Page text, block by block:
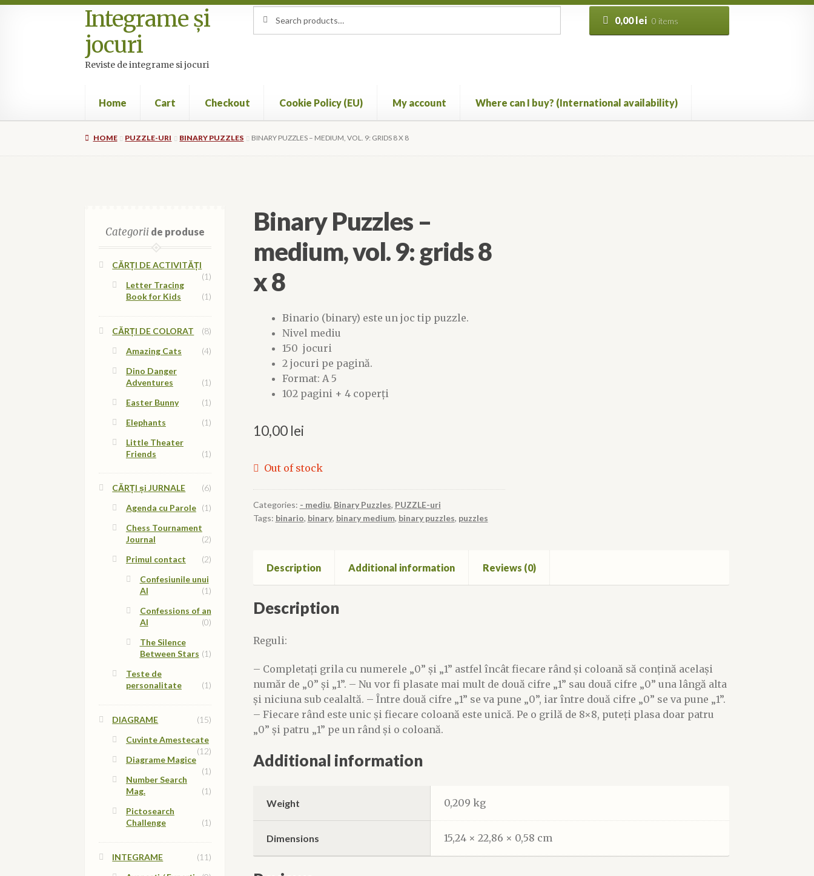
Skip
to
navigation
Skip
to
content
Integrame și
jocuri
Reviste de integrame si jocuri
for:
0,00lei 0 items
Home Cart Checkout Cookie Policy (EU) My account Where can I buy? (International availability)
HomeCart Checkout Cookie Policy (EU)My account Where can I buy? (International availability)
HOME PUZZLE-URI BINARY PUZZLES BINARY PUZZLES – MEDIUM, VOL. 9: GRIDS 8 X 8
Binary Puzzles –
medium, vol. 9: grids 8
x 8
Binario (binary) este un joc tip puzzle.
Nivel mediu
150 jocuri
2 jocuri pe pagină.
Format: A 5
102 pagini + 4 coperți
10,00 lei
Out of stock
Categories: - mediu, Binary Puzzles, PUZZLE-uri
Tags: binario, binary, binary medium, binary puzzles, puzzles
Description Additional information Reviews (0)
Description
Reguli:
– Completați grila cu numerele „0” și „1” astfel încât fiecare rând și coloană să conțină același
număr de „0” și „1”. – Nu vor fi plasate mai mult de două cifre „1” sau două cifre „0” una lângă alta
și niciuna sub cealaltă. – Între două cifre „1” se va pune „0”, iar între două cifre „0” se va pune „1”.
– Fiecare rând este unic și fiecare coloană este unică. Pe o grilă de 8×8, puteți plasa doar patru
„0” și patru „1” pe un rând și o coloană.
Additional information
Weight 0,209 kg
Dimensions 15,24 × 22,86 × 0,58 cm
Categoriide produse
CĂRȚI DE ACTIVITĂȚI
(1)
Letter Tracing
Book for Kids
(1)
CĂRȚI DE COLORAT
(8)
Amazing Cats
(4)
Dino Danger
Adventures
(1)
Easter Bunny
(1)
Elephants
(1)
Little Theater
Friends
(1)
CĂRȚI și JURNALE
(6)
Agenda cu Parole (1)
Chess Tournament
Journal
(2)
Primul contact
(2)
Confesiunile unui
AI
(1)
Confessions of an
AI
(0)
The Silence
Between Stars (1)
Teste de
personalitate
(1)
DIAGRAME
(15)
Cuvinte Amestecate
(12)
Diagrame Magice
(1)
Number Search
Mag.
(1)
Pictosearch
Challenge
(1)
INTEGRAME
(11)